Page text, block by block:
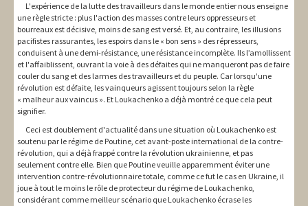
L'expérience de la lutte des travailleurs dans le monde entier nous enseigne
une règle stricte : plus l'action des masses contre leurs oppresseurs et
bourreaux est décisive, moins de sang est versé. Et, au contraire, les illusions
pacifistes rassurantes, les espoirs dans le « bon sens » des répresseurs,
conduisent à une demi-résistance, une résistance incomplète. Ils l’amollissent
et l'affaiblissent, ouvrant la voie à des défaites qui ne manqueront pas de faire
couler du sang et des larmes des travailleurs et du peuple. Car lorsqu'une
révolution est défaite, les vainqueurs agissent toujours selon la règle
« malheur aux vaincus ». Et Loukachenko a déjà montré ce que cela peut
signifier.
Ceci est doublement d'actualité dans une situation où Loukachenko est
soutenu par le régime de Poutine, cet avant-poste international de la contre-
révolution, qui a déjà frappé contre la révolution ukrainienne, et pas
seulement contre elle. Bien que Poutine veuille apparemment éviter une
intervention contre-révolutionnaire totale, comme ce fut le cas en Ukraine, il
joue à tout le moins le rôle de protecteur du régime de Loukachenko,
considérant comme meilleur scénario que Loukachenko écrase les